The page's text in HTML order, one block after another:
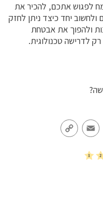
לפגוש אתכם, להכיר את
ולחשוב יחד כיצד ניתן לחזק
ולהפוך את אבטחת
לדרישה טכנולוגית.
LinkedIn
Email